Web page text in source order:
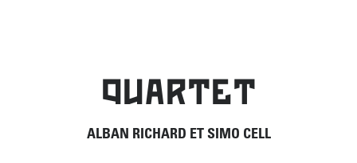
QUARTET
ALBAN RICHARD ET SIMO CELL